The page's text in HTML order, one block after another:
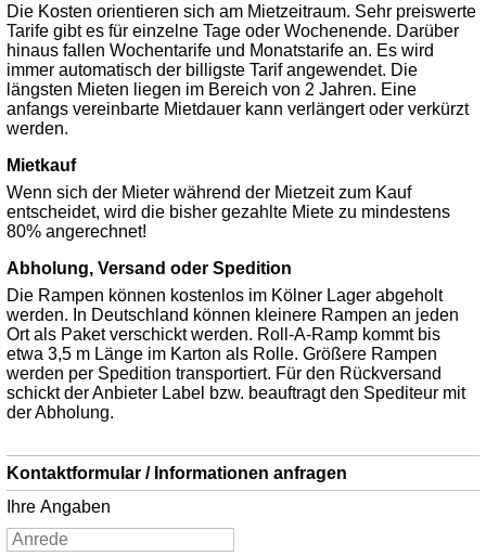
Die Kosten orientieren sich am Mietzeitraum. Sehr preiswerte
Tarife gibt es für einzelne Tage oder Wochenende. Darüber
hinaus fallen Wochentarife und Monatstarife an. Es wird
immer automatisch der billigste Tarif angewendet. Die
längsten Mieten liegen im Bereich von 2 Jahren. Eine
anfangs vereinbarte Mietdauer kann verlängert oder verkürzt
werden.
Mietkauf
Wenn sich der Mieter während der Mietzeit zum Kauf
entscheidet, wird die bisher gezahlte Miete zu mindestens
80% angerechnet!
Abholung, Versand oder Spedition
Die Rampen können kostenlos im Kölner Lager abgeholt
werden. In Deutschland können kleinere Rampen an jeden
Ort als Paket verschickt werden. Roll-A-Ramp kommt bis
etwa 3,5 m Länge im Karton als Rolle. Größere Rampen
werden per Spedition transportiert. Für den Rückversand
schickt der Anbieter Label bzw. beauftragt den Spediteur mit
der Abholung.
Kontaktformular / Informationen anfragen
Ihre Angaben